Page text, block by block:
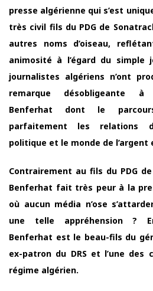
presse algérienne qui s’est
très civil fils du PDG de
autres noms d’oiseau,
animosité à l’égard du simple
journalistes algériens n’ont
remarque désobligeante à
Benferhat dont le
parfaitement les relations
politique et le monde de l’argent
Contrairement au fils du PDG
Benferhat fait très peur à la
où aucun média n’ose
une telle appréhension ?
Benferhat est le beau-fils du
ex-patron du DRS et l’une des
régime algérien.